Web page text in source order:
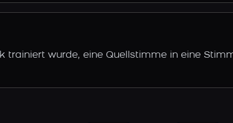
trainiert wurde, eine Quellstimme in eine